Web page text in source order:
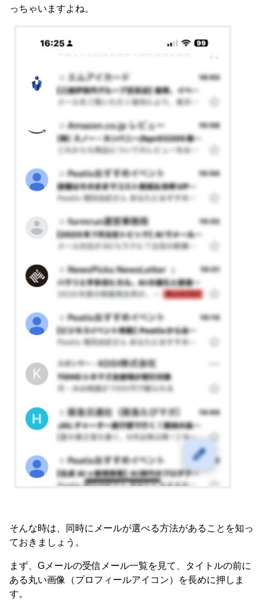
っちゃいますよね。
そんな時は、同時にメールが選べる方法があることを知っ
ておきましょう。
まず、Gメールの受信メール一覧を見て、タイトルの前に
ある丸い画像（プロフィールアイコン）を長めに押しま
す。